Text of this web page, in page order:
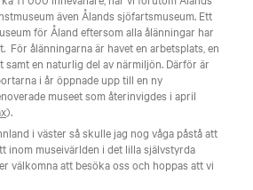
även Ålands sjöfartsmuseum. Ett
för Åland eftersom alla ålänningar har
För ålänningarna är havet en arbetsplats, en
en naturlig del av närmiljön. Därför är
i år öppnade upp till en ny
museet som återinvigdes i april
).
i väster så skulle jag nog våga påstå att
inom museivärlden i det lilla självstyrda
välkomna att besöka oss och hoppas att vi